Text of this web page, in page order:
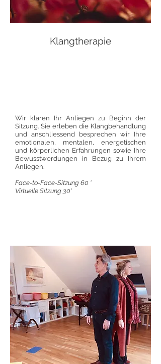
Klangtherapie
Wir klären Ihr Anliegen zu Beginn der
Sitzung. Sie erleben die Klangbehandlung
und anschliessend besprechen wir Ihre
emotionalen, mentalen, energetischen
und körperlichen Erfahrungen sowie Ihre
Bewusstwerdungen in Bezug zu Ihrem
Anliegen.
Face-to-Face-Sitzung 60 '
Virtuelle Sitzung 30'